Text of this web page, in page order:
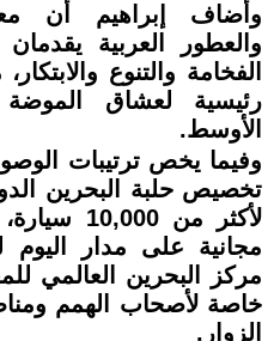
وأضاف إبراهيم أن
والعطور العربية
الفخامة والتنوع
رئيسية لعشاق
الأوسط.
وفيما يخص ترتيبات
تخصيص حلبة البحرين
لأكثر من
مجانية على مدار اليوم
مركز البحرين العالمي
خاصة لأصحاب الهمم
الزوار.